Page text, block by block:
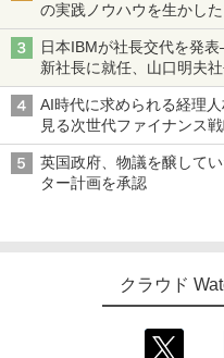
の実践ノウハウを生かし
日本IBMが社長交代を発
新社長に就任、山口明夫
AI時代に求められる経理
見る次世代ファイナンス
英国政府、物議を醸して
ター計画を承認
クラウド